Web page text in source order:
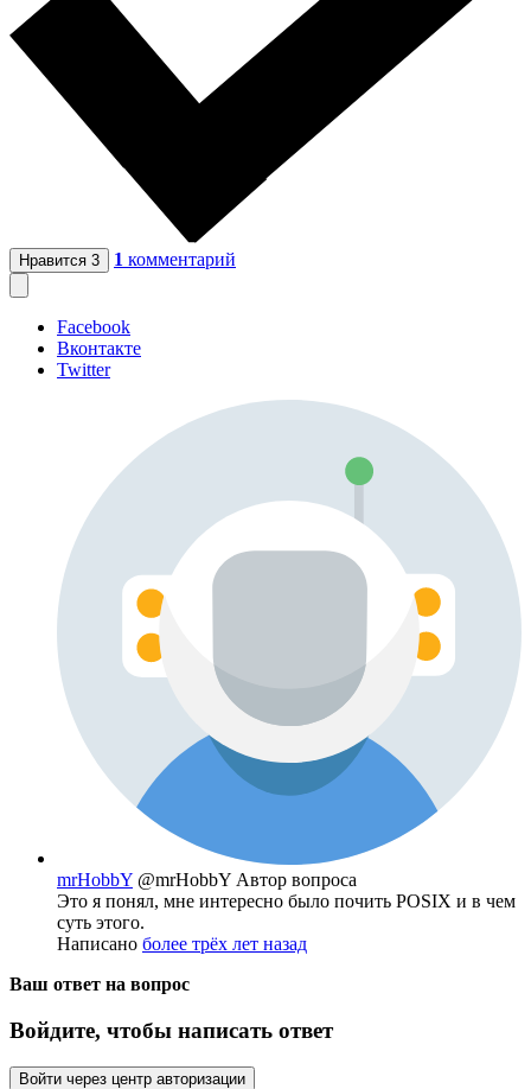
Нравится 3 1 комментарий
Facebook
Вконтакте
Twitter
mrHobbY @mrHobbY Автор вопроса
Это я понял, мне интересно было почить POSIX и в чем
суть этого.
Написано более трёх лет назад
Ваш ответ на вопрос
Войдите, чтобы написать ответ
Войти через центр авторизации